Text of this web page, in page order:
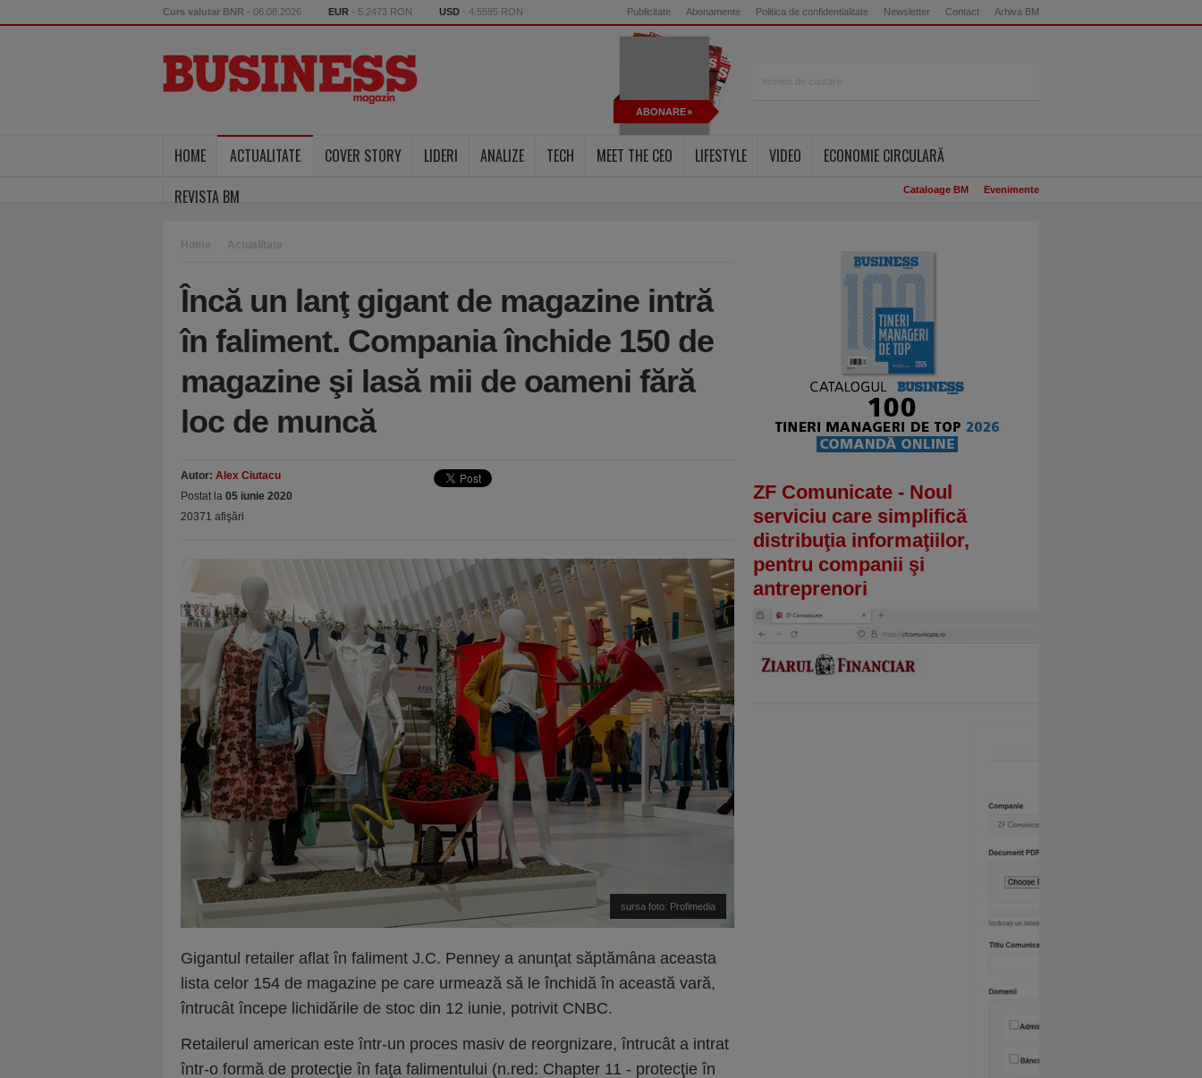
Curs valutar BNR - 06.08.2026 EUR - 5.2473 RON USD - 4.5595 RON Publicitate Abonamente Politica de confidentialitate Newsletter Contact Arhiva BM
ABONARE
HOME ACTUALITATE COVER STORY LIDERI ANALIZE TECH MEET THE CEO LIFESTYLE VIDEO
ECONOMIE CIRCULARĂ
REVISTA BM
Cataloage BM Evenimente
Home Actualitate
Încă un lanţ gigant de magazine intră
în faliment. Compania închide 150 de
magazine şi lasă mii de oameni fără
loc de muncă
Autor: Alex Ciutacu
Postat la 05 iunie 2020
20371 afişări
sursa foto: Profimedia
Gigantul retailer aflat în faliment J.C. Penney a anunţat săptămâna aceasta
lista celor 154 de magazine pe care urmează să le închidă în această vară,
întrucât începe lichidările de stoc din 12 iunie, potrivit CNBC.
Retailerul american este într-un proces masiv de reorgnizare, întrucât a intrat
într-o formă de protecţie în faţa falimentului (n.red: Chapter 11 - protecţie în
ZF Comunicate - Noul
serviciu care simplifică
distribuţia informaţiilor,
pentru companii şi
antreprenori